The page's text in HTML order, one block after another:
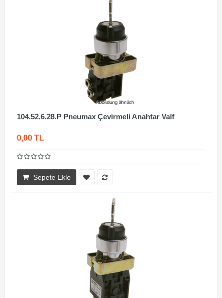
104.52.6.28.P Pneumax Çevirmeli Anahtar Valf
0,00 TL
Sepete Ekle